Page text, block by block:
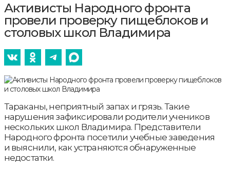
Активисты Народного фронта
провели проверку пищеблоков и
столовых школ Владимира
Тараканы, неприятный запах и грязь. Такие
нарушения зафиксировали родители учеников
нескольких школ Владимира. Представители
Народного фронта посетили учебные заведения
и выяснили, как устраняются обнаруженные
недостатки.